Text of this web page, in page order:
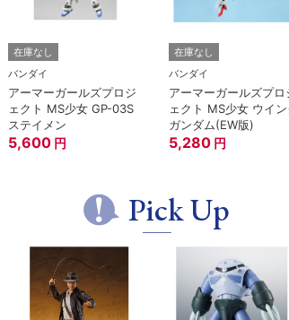
在庫なし
バンダイ
アーマーガールズプロジ
ェクト MS少女 GP-03S
ステイメン
5,600 円
在庫なし
バンダイ
アーマーガールズプロ
ェクト MS少女 ウイ
ガンダム(EW版)
5,280 円
Pick Up